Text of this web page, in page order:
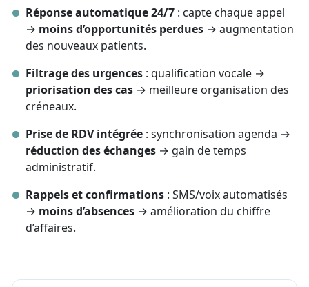
Réponse automatique 24/7 : capte chaque appel
→ moins d’opportunités perdues → augmentation
des nouveaux patients.
Filtrage des urgences : qualification vocale →
priorisation des cas → meilleure organisation des
créneaux.
Prise de RDV intégrée : synchronisation agenda →
réduction des échanges → gain de temps
administratif.
Rappels et confirmations : SMS/voix automatisés
→ moins d’absences → amélioration du chiffre
d’affaires.